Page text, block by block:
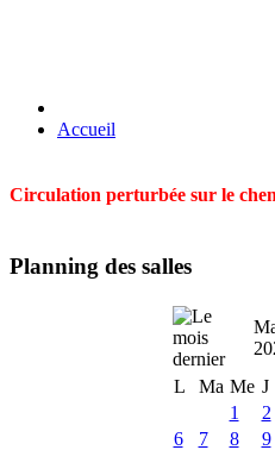
Accueil
Circulation perturbée sur le
Planning des salles
L
Ma Me J
1
2
6
7 8 9